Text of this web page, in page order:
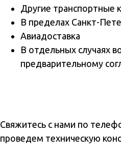
Другие транспортные
В пределах Санкт-
Авиадоставка
В отдельных случаях
предварительному
Свяжитесь с нами по
проведем техническую